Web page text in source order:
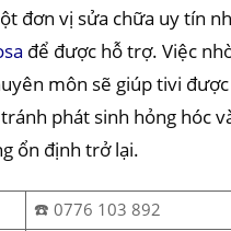
đơn vị sửa chữa uy tín
để được hỗ trợ. Việc
môn sẽ giúp tivi
phát sinh hỏng hóc
ổn định trở lại.
☎️ 0776 103 892